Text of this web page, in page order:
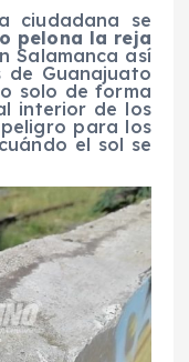
ciudadana se
pelona la reja
Salamanca así
de Guanajuato
solo de forma
interior de los
para los
el sol se